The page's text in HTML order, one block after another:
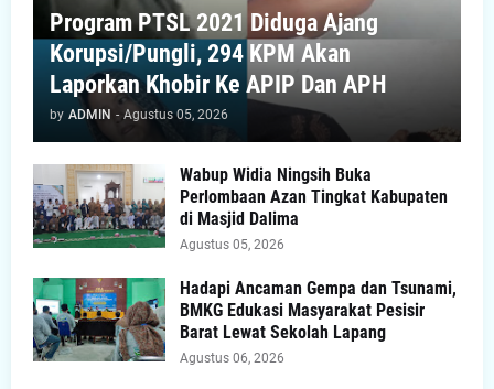
Program PTSL 2021 Diduga Ajang
Korupsi/Pungli, 294 KPM Akan
Laporkan Khobir Ke APIP Dan APH
by ADMIN - Agustus 05, 2026
Wabup Widia Ningsih Buka
Perlombaan Azan Tingkat Kabupaten
di Masjid Dalima
Agustus 05, 2026
Hadapi Ancaman Gempa dan Tsunami,
BMKG Edukasi Masyarakat Pesisir
Barat Lewat Sekolah Lapang
Agustus 06, 2026